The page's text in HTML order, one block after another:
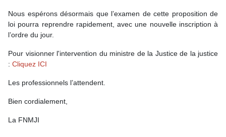
Nous espérons désormais que l’examen de cette proposition de
loi pourra reprendre rapidement, avec une nouvelle inscription à
l’ordre du jour.
Pour visionner l'intervention du ministre de la Justice de la justice
: Cliquez ICI
Les professionnels l’attendent.
Bien cordialement,
La FNMJI